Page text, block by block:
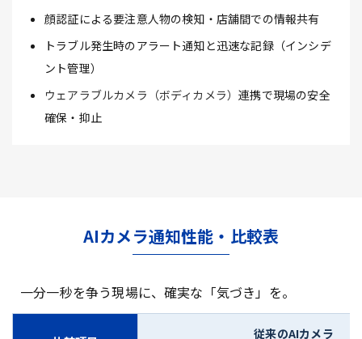
顔認証による要注意人物の検知・店舗間での情報共有
トラブル発生時のアラート通知と迅速な記録（インシデ
ント管理）
ウェアラブルカメラ（ボディカメラ）連携で現場の安全
確保・抑止
AIカメラ通知性能・比較表
一分一秒を争う現場に、確実な「気づき」を。
従来のAIカメラ